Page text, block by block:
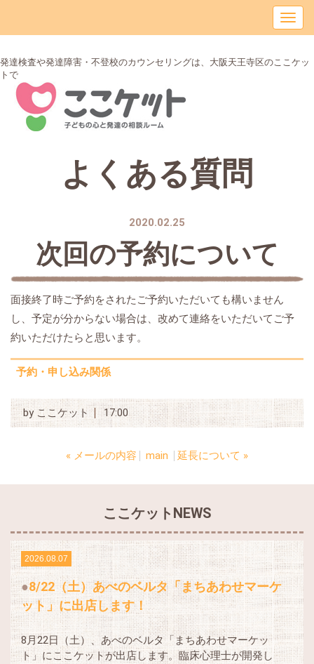
発達検査や発達障害・不登校のカウンセリングは、大阪天王寺区のここケッ
トで
よくある質問
2020.02.25
次回の予約について
面接終了時ご予約をされたご予約いただいても構いません
し、予定が分からない場合は、改めて連絡をいただいてご予
約いただけたらと思います。
予約・申し込み関係
byここケット 17:00
« メールの内容 main 延長について »
ここケットNEWS
2026.08.07
8/22（土）あべのベルタ「まちあわせマーケ
ット」に出店します！
8月22日（土）、あべのベルタ「まちあわせマーケッ
ト」にここケットが出店します。臨床心理士が開発し